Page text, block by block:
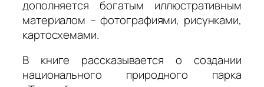
дополняется богатым иллюстративным
материалом – фотографиями, рисунками,
картосхемами.
В книге рассказывается о создании
национального природного парка